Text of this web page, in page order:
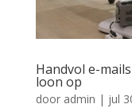
Handvol e-
loon op
door admin | jul